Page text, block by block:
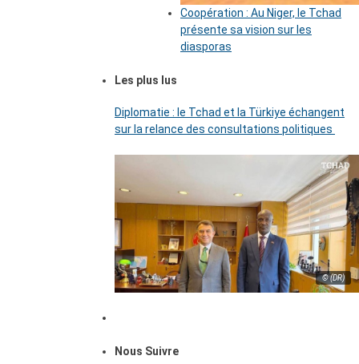
Coopération : Au Niger, le Tchad
présente sa vision sur les
diasporas
Les plus lus
Diplomatie : le Tchad et la Türkiye échangent
sur la relance des consultations politiques
© (DR)
Nous Suivre